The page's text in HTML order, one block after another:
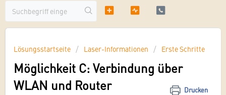
Lösungsstartseite Laser-Informationen Erste Schritte
Möglichkeit C: Verbindung über
WLAN und Router
Drucken